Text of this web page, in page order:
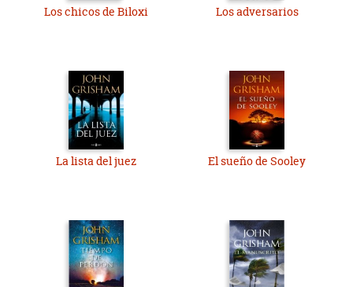
Los chicos de Biloxi Los adversarios
La lista del juez El sueño de Sooley